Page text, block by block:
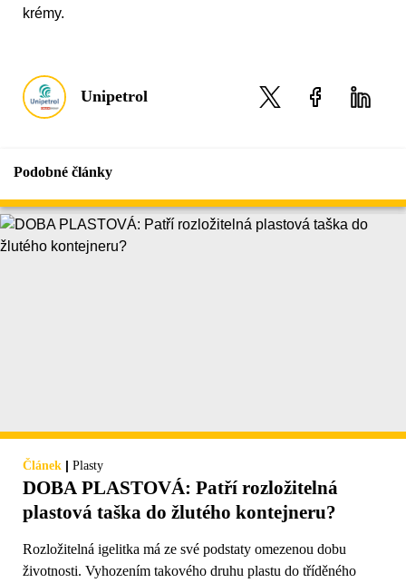
krémy.
Unipetrol
Podobné články
Článek | Plasty
DOBA PLASTOVÁ: Patří rozložitelná
plastová taška do žlutého kontejneru?
Rozložitelná igelitka má ze své podstaty omezenou dobu
životnosti. Vyhozením takového druhu plastu do tříděného